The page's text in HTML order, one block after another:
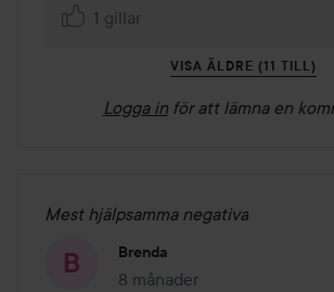
1 gillar
VISA ÄLDRE (11 TILL)
Logga in för att lämna en
Mest hjälpsamma negativa
Brenda
8 månader
Inlägget skapades 8 månader